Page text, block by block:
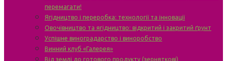
перемагати!
Ягідництво і переробка: технології та інновації
Овочівництво та ягідництво: відкритий і закритий ґрунт
Успішне виноградарство і виноробство
Винний клуб «Галерея»
Від землі до готового продукту (зерняткові)